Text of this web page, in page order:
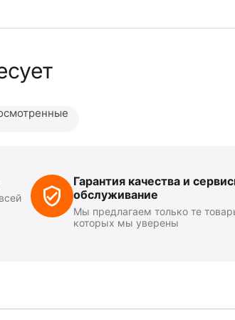
Гарантия качества и
обслуживание
Мы предлагаем только те
которых мы уверены